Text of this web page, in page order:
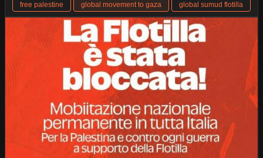
free palestine global movement to gaza global sumud flotilla